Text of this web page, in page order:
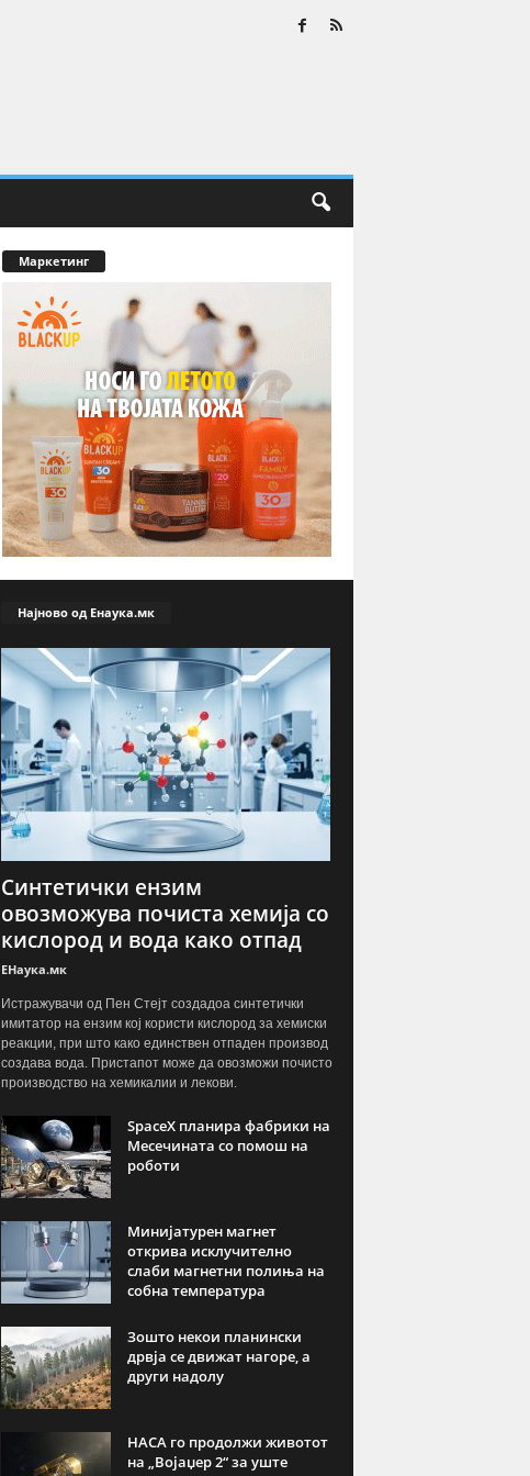
Маркетинг
Најново од Енаука.мк
Синтетички ензим
овозможува почиста хемија со
кислород и вода како отпад
ЕНаука.мк
Истражувачи од Пен Стејт создадоа синтетички
имитатор на ензим кој користи кислород за хемиски
реакции, при што како единствен отпаден производ
создава вода. Пристапот може да овозможи почисто
производство на хемикалии и лекови.
SpaceX планира фабрики на
Месечината со помош на
роботи
Минијатурен магнет
открива исклучително
слаби магнетни полиња на
собна температура
Зошто некои планински
дрвја се движат нагоре, а
други надолу
НАСА го продолжи животот
на „Војаџер 2“ за уште